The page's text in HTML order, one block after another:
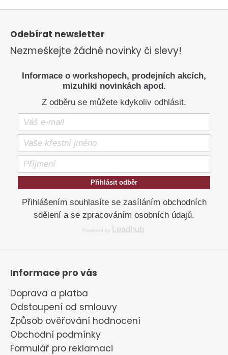
Z
Odebírat newsletter
Nezmeškejte žádné novinky či slevy!
Informace o workshopech, prodejních akcích,
mizuhiki novinkách apod.
Z odběru se můžete kdykoliv odhlásit.
Přihlásit odběr
Přihlášením souhlasíte se zasíláním obchodních
sdělení a se zpracováním osobních údajů.
Powered by Leadhub.
Informace pro vás
Doprava a platba
Odstoupení od smlouvy
Způsob ověřování hodnocení
Obchodní podmínky
Formulář pro reklamaci